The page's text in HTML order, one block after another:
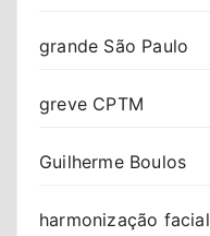
grande São Paulo
greve CPTM
Guilherme Boulos
harmonização facial